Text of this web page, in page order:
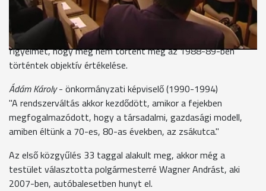
Ciklusonként egy-egy volt képviselő emlékezett a korábbi
évekre. A rendszerváltás előtti időszakról Ádám Károly, az
első MDF-es képviselők egyike beszélt, aki arra hívta fel a
figyelmet, hogy még nem történt meg az 1988-89-ben
történtek objektív értékelése.
Ádám Károly- önkormányzati képviselő (1990-1994)
"A rendszerváltás akkor kezdődött, amikor a fejekben
megfogalmazódott, hogy a társadalmi, gazdasági modell,
amiben éltünk a 70-es, 80-as években, az zsákutca."
Az első közgyűlés 33 taggal alakult meg, akkor még a
testület választotta polgármesterré Wagner Andrást, aki
2007-ben, autóbalesetben hunyt el.